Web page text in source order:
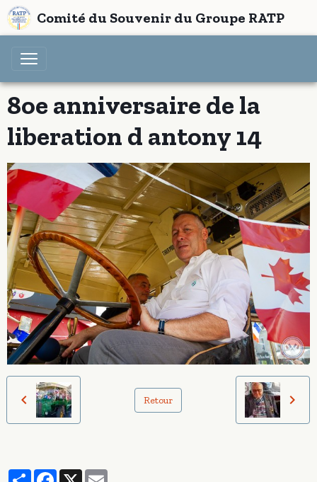
Comité du Souvenir du Groupe RATP
8oe anniversaire de la
liberation d antony 14
Retour
PartagerFacebook
X